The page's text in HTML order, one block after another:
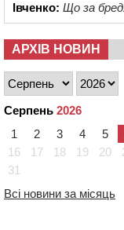
Івченко: Що за
АРХІВ НОВИН
Серпень 2026
1
2 3 4 5
16
17 18 19 20
31
Всі новини за місяць